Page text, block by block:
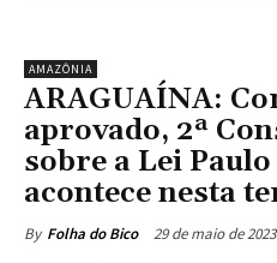
AMAZÔNIA
ARAGUAÍNA:
aprovado, 2ª
sobre a Lei
acontece nesta
By Folha do Bico 29 de maio de 2023